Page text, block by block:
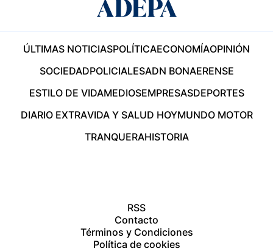
ÚLTIMAS NOTICIASPOLÍTICAECONOMÍAOPINIÓN
SOCIEDADPOLICIALESADN BONAERENSE
ESTILO DE VIDAMEDIOSEMPRESASDEPORTES
DIARIO EXTRAVIDA Y SALUD HOYMUNDO MOTOR
TRANQUERAHISTORIA
RSS
Contacto
Términos y Condiciones
Política de cookies